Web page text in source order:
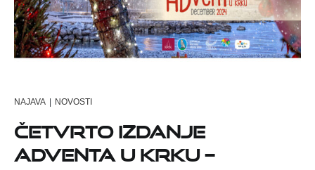
NAJAVA | NOVOSTI
ČETVRTO IZDANJE
ADVENTA U KRKU –